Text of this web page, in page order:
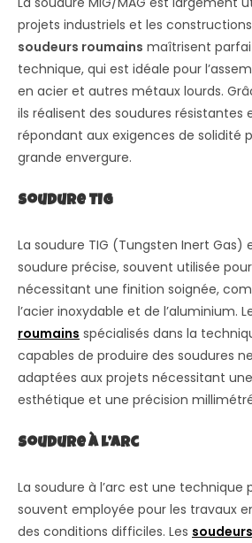
projets industriels et les
soudeurs roumains maîtrisent
technique, qui est idéale pour
en acier et autres métaux lourds.
ils réalisent des soudures résistantes
répondant aux exigences de solidité
grande envergure.
Soudure TIG
La soudure TIG (Tungsten Inert
soudure précise, souvent utilisée
nécessitant une finition soignée,
l’acier inoxydable et de l’aluminium.
roumains spécialisés dans la
capables de produire des soudures
adaptées aux projets nécessitant
esthétique et une précision
Soudure à l’arc
La soudure à l’arc est une technique
souvent employée pour les travaux
des conditions difficiles. Les